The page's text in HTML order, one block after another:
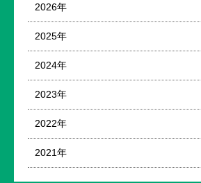
2026年
2025年
2024年
2023年
2022年
2021年